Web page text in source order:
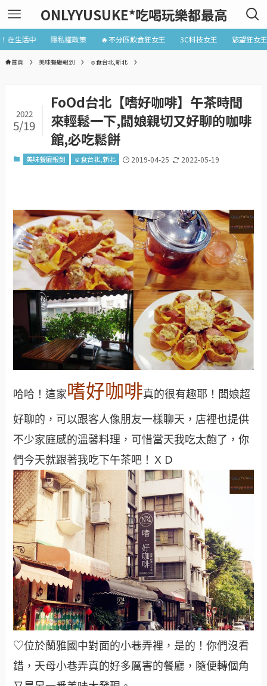
ONLYYUSUKE*吃喝玩樂都最高
在生活中 隱私權政策 ☻不分區飲食狂女王 3C科技女王 慾望狂女王
首頁 美味餐廳報到 ☺食台北,新北
FoOd台北【嗜好咖啡】午茶時間
來輕鬆一下,闆娘親切又好聊的咖啡
館,必吃鬆餅
2022
5/19
美味餐廳報到 ☺食台北,新北 2019-04-25 2022-05-19
哈哈！這家嗜好咖啡真的很有趣耶！闆娘超
好聊的，可以跟客人像朋友一樣聊天，店裡也提供
不少家庭感的溫馨料理，可惜當天我吃太飽了，你
們今天就跟著我吃下午茶吧！ＸＤ
♡位於蘭雅國中對面的小巷弄裡，是的！你們沒看
錯，天母小巷弄真的好多厲害的餐廳，隨便轉個角